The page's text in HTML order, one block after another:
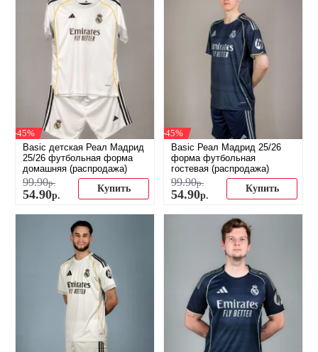
-45%
Basic детская Реал Мадрид
25/26 футбольная форма
домашняя (распродажа)
99.90р.
54.90р.
Купить
-45%
Basic Реал Мадрид 25/26
форма футбольная
гостевая (распродажа)
99.90р.
54.90р.
Купить